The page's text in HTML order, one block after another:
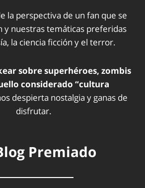
la perspectiva de un fan que se
y nuestras temáticas preferidas
la ciencia ficción y el terror.
sobre superhéroes, zombis
considerado “cultura
despierta nostalgia y ganas de
disfrutar.
Premiado